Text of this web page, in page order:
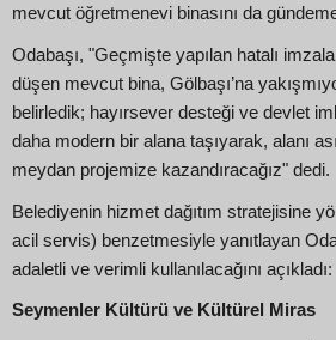
mevcut öğretmenevi binasını da gündeme
Odabaşı, "Geçmişte yapılan hatalı
düşen mevcut bina, Gölbaşı’na
belirledik; hayırsever desteği ve devlet
daha modern bir alana taşıyarak, alanı
meydan projemize kazandıracağız" dedi.
Belediyenin hizmet dağıtım stratejisine
acil servis) benzetmesiyle yanıtlayan
adaletli ve verimli kullanılacağını açıkladı:
Seymenler Kültürü ve Kültürel Miras